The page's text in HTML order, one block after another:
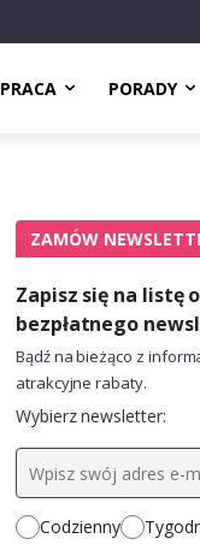
PRACA PORADY
ZAMÓW
Zapisz się na listę
bezpłatnego
Bądź na bieżąco z
atrakcyjne rabaty.
Wybierz newsletter:
Codzienny